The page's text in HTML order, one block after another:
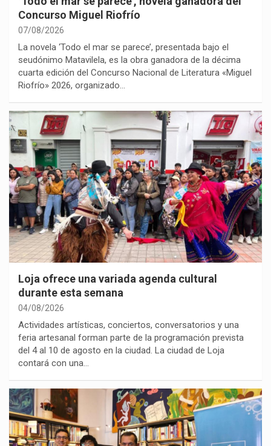
Concurso Miguel Riofrío
07/08/2026
La novela ‘Todo el mar se parece’, presentada bajo el
seudónimo Matavilela, es la obra ganadora de la décima
cuarta edición del Concurso Nacional de Literatura «Miguel
Riofrío» 2026, organizado…
Loja ofrece una variada agenda cultural
durante esta semana
04/08/2026
Actividades artísticas, conciertos, conversatorios y una
feria artesanal forman parte de la programación prevista
del 4 al 10 de agosto en la ciudad. La ciudad de Loja
contará con una…